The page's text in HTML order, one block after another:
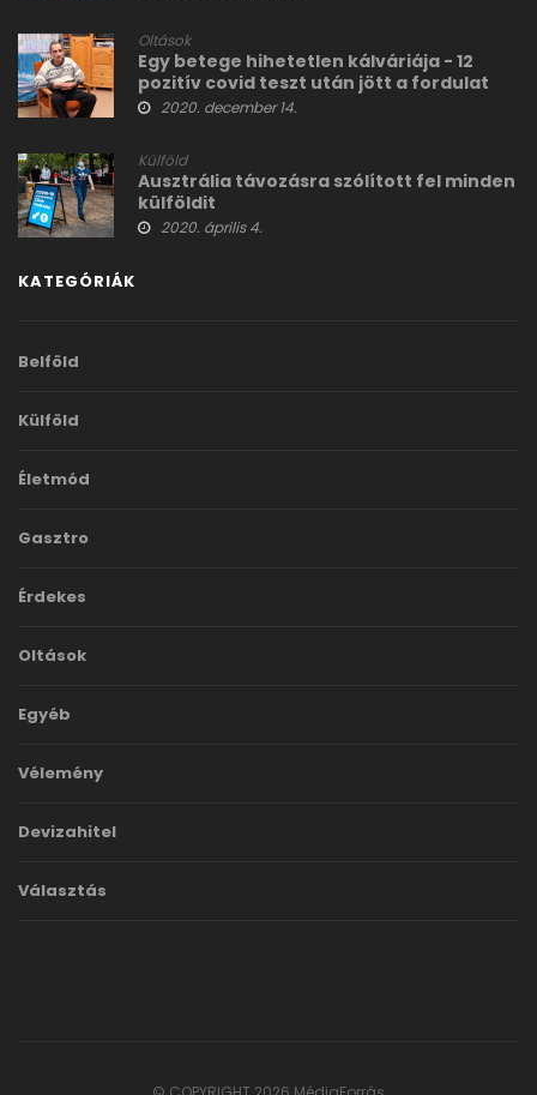
Oltások
Egy betege hihetetlen kálváriája - 12
pozitív covid teszt után jött a fordulat
2020. december 14.
Külföld
Ausztrália távozásra szólított fel minden
külföldit
2020. április 4.
KATEGÓRIÁK
Belföld
Külföld
Életmód
Gasztro
Érdekes
Oltások
Egyéb
Vélemény
Devizahitel
Választás